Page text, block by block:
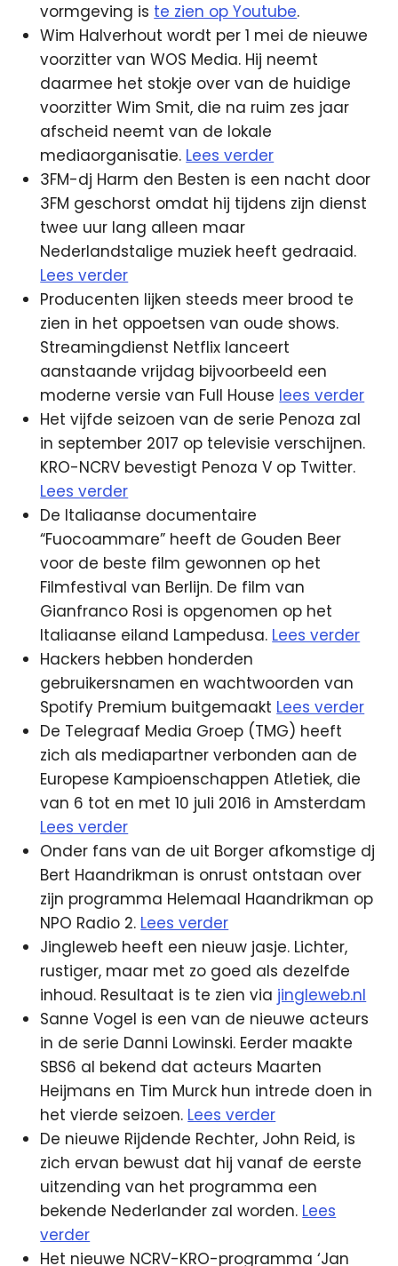
vormgeving is te zien op Youtube.
Wim Halverhout wordt per 1 mei de nieuwe
voorzitter van WOS Media. Hij neemt
daarmee het stokje over van de huidige
voorzitter Wim Smit, die na ruim zes jaar
afscheid neemt van de lokale
mediaorganisatie. Lees verder
3FM-dj Harm den Besten is een nacht door
3FM geschorst omdat hij tijdens zijn dienst
twee uur lang alleen maar
Nederlandstalige muziek heeft gedraaid.
Lees verder
Producenten lijken steeds meer brood te
zien in het oppoetsen van oude shows.
Streamingdienst Netflix lanceert
aanstaande vrijdag bijvoorbeeld een
moderne versie van Full House lees verder
Het vijfde seizoen van de serie Penoza zal
in september 2017 op televisie verschijnen.
KRO-NCRV bevestigt Penoza V op Twitter.
Lees verder
De Italiaanse documentaire
“Fuocoammare” heeft de Gouden Beer
voor de beste film gewonnen op het
Filmfestival van Berlijn. De film van
Gianfranco Rosi is opgenomen op het
Italiaanse eiland Lampedusa. Lees verder
Hackers hebben honderden
gebruikersnamen en wachtwoorden van
Spotify Premium buitgemaakt Lees verder
De Telegraaf Media Groep (TMG) heeft
zich als mediapartner verbonden aan de
Europese Kampioenschappen Atletiek, die
van 6 tot en met 10 juli 2016 in Amsterdam
Lees verder
Onder fans van de uit Borger afkomstige dj
Bert Haandrikman is onrust ontstaan over
zijn programma Helemaal Haandrikman op
NPO Radio 2. Lees verder
Jingleweb heeft een nieuw jasje. Lichter,
rustiger, maar met zo goed als dezelfde
inhoud. Resultaat is te zien via jingleweb.nl
Sanne Vogel is een van de nieuwe acteurs
in de serie Danni Lowinski. Eerder maakte
SBS6 al bekend dat acteurs Maarten
Heijmans en Tim Murck hun intrede doen in
het vierde seizoen. Lees verder
De nieuwe Rijdende Rechter, John Reid, is
zich ervan bewust dat hij vanaf de eerste
uitzending van het programma een
bekende Nederlander zal worden. Lees
verder
Het nieuwe NCRV-KRO-programma ‘Jan